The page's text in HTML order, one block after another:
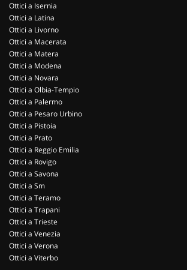
Ottici a Isernia
Ottici a Latina
Ottici a Livorno
Ottici a Macerata
Ottici a Matera
Ottici a Modena
Ottici a Novara
Ottici a Olbia-Tempio
Ottici a Palermo
Ottici a Pesaro Urbino
Ottici a Pistoia
Ottici a Prato
Ottici a Reggio Emilia
Ottici a Rovigo
Ottici a Savona
Ottici a Sm
Ottici a Teramo
Ottici a Trapani
Ottici a Trieste
Ottici a Venezia
Ottici a Verona
Ottici a Viterbo